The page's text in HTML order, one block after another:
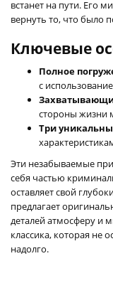
встанет на пути. Его
вернуть то, что было
Ключевые
Полное
с
стороны жизни
Три
Эти незабываемые
себя частью
оставляет свой
предлагает
деталей атмосферу и
классика, которая не
надолго.